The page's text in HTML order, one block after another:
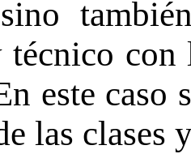
con
este caso
las clases